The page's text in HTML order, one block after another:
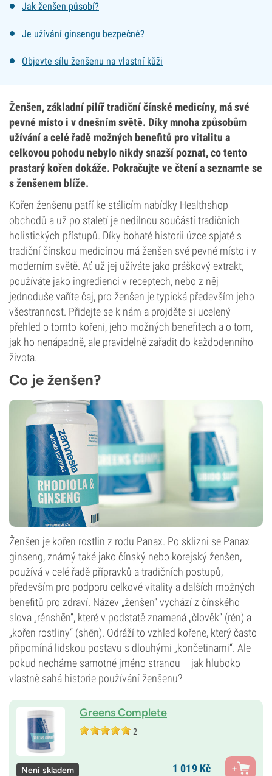
Jak ženšen působí?
Je užívání ginsengu bezpečné?
Objevte sílu ženšenu na vlastní kůži
Ženšen, základní pilíř tradiční čínské medicíny, má své
pevné místo i v dnešním světě. Díky mnoha způsobům
užívání a celé řadě možných benefitů pro vitalitu a
celkovou pohodu nebylo nikdy snazší poznat, co tento
prastarý kořen dokáže. Pokračujte ve čtení a seznamte se
s ženšenem blíže.
Kořen ženšenu patří ke stálicím nabídky Healthshop
obchodů a už po staletí je nedílnou součástí tradičních
holistických přístupů. Díky bohaté historii úzce spjaté s
tradiční čínskou medicínou má ženšen své pevné místo i v
moderním světě. Ať už jej užíváte jako práškový extrakt,
používáte jako ingredienci v receptech, nebo z něj
jednoduše vaříte čaj, pro ženšen je typická především jeho
všestrannost. Přidejte se k nám a projděte si ucelený
přehled o tomto kořeni, jeho možných benefitech a o tom,
jak ho nenápadně, ale pravidelně zařadit do každodenního
života.
Co je ženšen?
Ženšen je kořen rostlin z rodu Panax. Po sklizni se Panax
ginseng, známý také jako čínský nebo korejský ženšen,
používá v celé řadě přípravků a tradičních postupů,
především pro podporu celkové vitality a dalších možných
benefitů pro zdraví. Název „ženšen“ vychází z čínského
slova „rénshēn“, které v podstatě znamená „člověk“ (rén) a
„kořen rostliny“ (shēn). Odráží to vzhled kořene, který často
připomíná lidskou postavu s dlouhými „končetinami“. Ale
pokud necháme samotné jméno stranou – jak hluboko
vlastně sahá historie používání ženšenu?
Greens Complete
2
Není skladem 1 019Kč